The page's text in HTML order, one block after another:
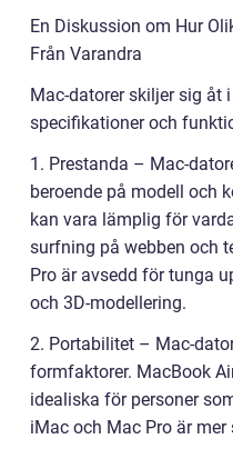
En Diskussion om Hur
Från Varandra
Mac-datorer skiljer sig åt
specifikationer och
1. Prestanda – Mac-
beroende på modell och
kan vara lämplig för
surfning på webben och
Pro är avsedd för tunga
och 3D-modellering.
2. Portabilitet – Mac-
formfaktorer. MacBook
idealiska för personer
iMac och Mac Pro är